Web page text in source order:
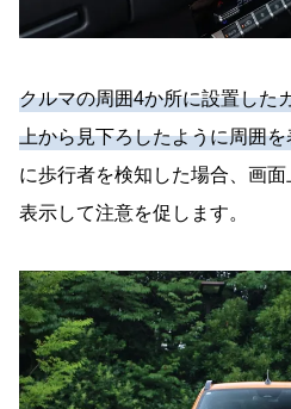
クルマの周囲4か所に設置した
上から見下ろしたように周囲
に歩行者を検知した場合、画
表示して注意を促します。